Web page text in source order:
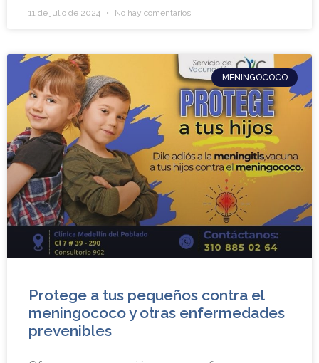
11 de julio de 2024 No hay comentarios
MENINGOCOCO
Protege a tus pequeños contra el
meningococo y otras enfermedades
prevenibles